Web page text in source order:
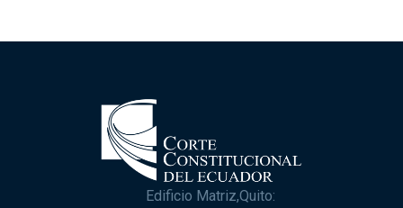
Edificio Matriz,Quito: